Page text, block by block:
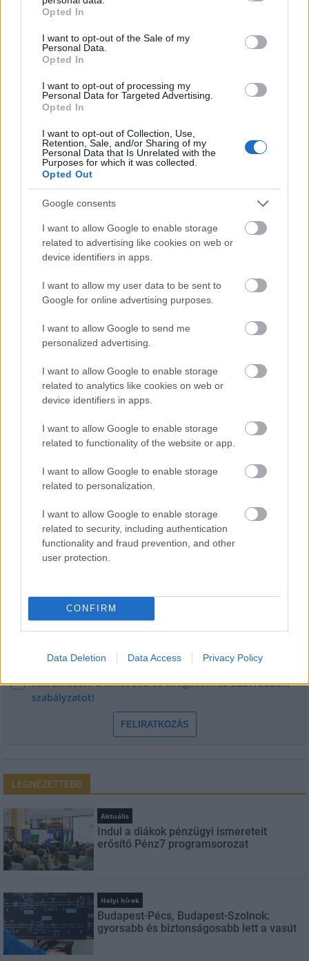
grant or deny consent to Google and its third-party tags to
use your data for below specified purposes in below Google
consent section.
Opted In
I want to opt-out of the Sale of my
Personal Data.
Opted In
I want to opt-out of processing my
Personal Data for Targeted Advertising.
Opted In
I want to opt-out of Collection, Use,
Retention, Sale, and/or Sharing of my
Personal Data that Is Unrelated with the
Purposes for which it was collected.
Opted Out
Google consents
I want to allow Google to enable storage
related to advertising like cookies on web or
device identifiers in apps.
I want to allow my user data to be sent to
Google for online advertising purposes.
I want to allow Google to send me
personalized advertising.
I want to allow Google to enable storage
related to analytics like cookies on web or
device identifiers in apps.
I want to allow Google to enable storage
related to functionality of the website or app.
I want to allow Google to enable storage
related to personalization.
I want to allow Google to enable storage
related to security, including authentication
functionality and fraud prevention, and other
user protection.
CONFIRM
Data Deletion Data Access Privacy Policy
műemlékfelújítás műemlék restaurálás
Történelmi táj, amelynek minden köve mesél –
megújul a tatai Angolkert
A projekt részeként megújulnak a területen található
műemlékek, köztük a különleges Műromok, valamint a közeli
Várkanyarban álló Nepomuki Szent János híd és szobor is.
Bicske Kelet csomópont építése
Új gyalogosátkelők és jelzőlámpás
csomópont épül Angyalföldön
Másfélszeresére bővítik
Hódmezővásárhely jó hírű református
iskoláját
Látványos építési szakasz indult be a
Feliratkozom a hírlevélre és elfogadom azadatvédelmi
szabályzatot!
FELIRATKOZÁS
LEGNÉZETTEBB
Aktuális
Indul a diákok pénzügyi ismereteit
erősítő Pénz7 programsorozat
Helyi hírek
Budapest-Pécs, Budapest-Szolnok:
gyorsabb és biztonságosabb lett a vasút